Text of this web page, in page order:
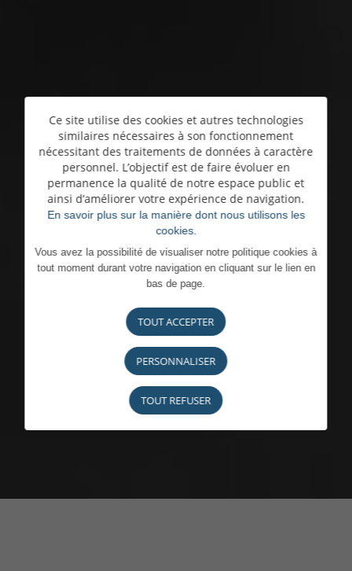
Ce site utilise des cookies et autres technologies
similaires nécessaires à son fonctionnement
nécessitant des traitements de données à caractère
personnel. L’objectif est de faire évoluer en
permanence la qualité de notre espace public et
ainsi d’améliorer votre expérience de navigation.
En savoir plus sur la manière dont nous utilisons les
cookies.
Vous avez la possibilité de visualiser notre politique cookies à
tout moment durant votre navigation en cliquant sur le lien en
bas de page.
TOUT ACCEPTER
PERSONNALISER
TOUT REFUSER